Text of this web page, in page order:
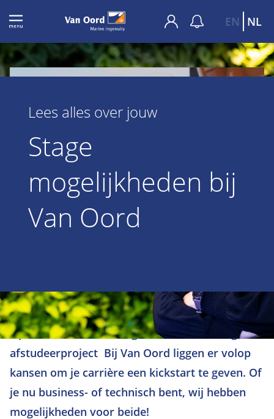
EN NL
Lees alles over jouw
Stage
mogelijkheden bij
Van Oord
Op zoek naar een uitdagende meewerkstage of
afstudeerproject Bij Van Oord liggen er volop
kansen om je carrière een kickstart te geven. Of
je nu business- of technisch bent, wij hebben
mogelijkheden voor beide!